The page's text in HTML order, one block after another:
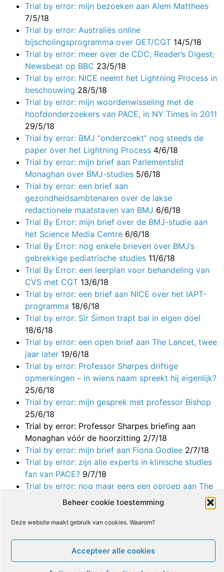
Beheer cookie toestemming
Deze website maakt gebruik van cookies. Waarom?
Accepteer alle cookies
Trial by error: mijn bezoeken aan Alem Matthees
7/5/18
Trial by error: Australiës online
bijscholingsprogramma over GET/CGT 14/5/18
Trial by error: meer over de CDC; Reader’s Digest;
Newsbeat op BBC 23/5/18
Trial by error: NICE neemt het Lightning Process in
beschouwing 28/5/18
Trial by error: mijn woordenwisseling met de
hoofdonderzoekers van PACE, in NY Times in 2011
29/5/18
Trial by error: BMJ “onderzoekt” nog steeds de
paper over het Lightning Process 4/6/18
Trial by error: mijn brief aan Parlementslid
Monaghan over BMJ-studies 5/6/18
Trial by error: een brief aan
gezondheidsambtenaren over de lakse
redactionele maatstaven van BMJ 6/6/18
Trial By Error: mijn brief over de BMJ-studie aan
het Science Media Centre 6/6/18
Trial By Error: nog enkele brieven over BMJ’s
gebrekkige pediatrische studies 11/6/18
Trial By Error: een leerplan voor behandeling van
CVS met CGT 13/6/18
Trial by error: een brief aan NICE over het IAPT-
programma 18/6/18
Trial by error: Sir Simon trapt bal in eigen doel
18/6/18
Trial by error: een open brief aan The Lancet, twee
jaar later 19/6/18
Trial by error: Professor Sharpes driftige
opmerkingen – in wiens naam spreekt hij eigenlijk?
25/6/18
Trial by error: mijn gesprek met professor Bishop
25/6/18
Trial by error: Professor Sharpes briefing aan
Monaghan vóór de hoorzitting 2/7/18
Trial by error: mijn brief aan Fiona Godlee 2/7/18
Trial by error: zijn alle experts in klinische studies
fan van PACE? 9/7/18
Trial by error: nog maar eens een oproep aan The
Lancet, met meer handtekeningen
11/7/18
Trial by error: mijn brief aan het Wetenschappelijk
Trial by error: de inhoudsloze “noot van de
redactie” bij de studie over het Lightning Process
16/7/18